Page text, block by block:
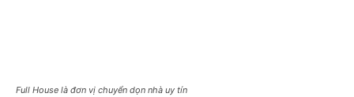
Full House là đơn vị chuyển dọn nhà uy tín